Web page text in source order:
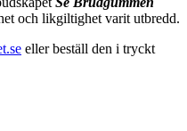
och likgiltighet varit utbredd.
eller beställ den i tryckt